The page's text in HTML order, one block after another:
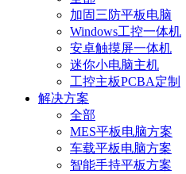
加固三防平板电脑
Windows工控一体机
安卓触摸屏一体机
迷你小电脑主机
工控主板PCBA定制
解决方案
全部
MES平板电脑方案
车载平板电脑方案
智能手持平板方案